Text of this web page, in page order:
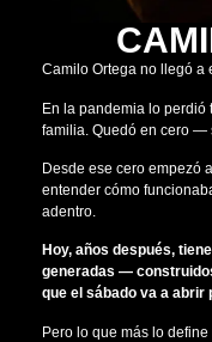
Camilo Ortega no llegó a
En la pandemia lo perdió
familia. Quedó en cero —
Desde ese cero empezó
entender cómo
adentro.
Hoy, años después,
generadas —
que el sábado va a abrir
Pero lo que más lo define